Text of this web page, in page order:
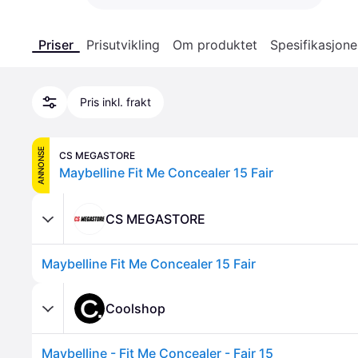
Priser Prisutvikling Om produktet
Pris inkl. frakt
ANNONSE CS MEGASTORE
Maybelline Fit Me Concealer 15 Fair
CS MEGASTORE
Maybelline Fit Me Concealer 15 Fair
Coolshop
Maybelline - Fit Me Concealer - Fair 15